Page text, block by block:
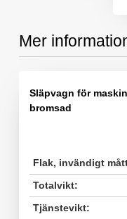
Mer
Släpvagn för
bromsad
Flak, invändigt
Totalvikt:
Tjänstevikt: